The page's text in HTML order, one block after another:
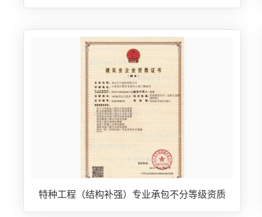
特种工程（结构补强）专业承包不分等级资质